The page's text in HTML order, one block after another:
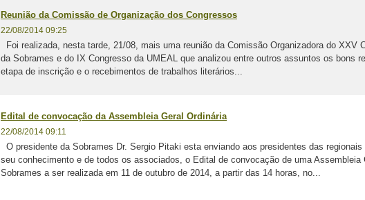
Reunião da Comissão de Organização dos Congressos
22/08/2014 09:25
Foi realizada, nesta tarde, 21/08, mais uma reunião da Comissão Organizadora do XXV
da Sobrames e do IX Congresso da UMEAL que analizou entre outros assuntos os bons
etapa de inscrição e o recebimentos de trabalhos literários...
Edital de convocação da Assembleia Geral Ordinária
22/08/2014 09:11
O presidente da Sobrames Dr. Sergio Pitaki esta enviando aos presidentes das
seu conhecimento e de todos os associados, o Edital de convocação de uma Assembleia
Sobrames a ser realizada em 11 de outubro de 2014, a partir das 14 horas, no...